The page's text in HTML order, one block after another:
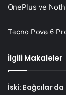
OnePlus ve
Tecno Pova 6
İlgili Makaleler
İski: